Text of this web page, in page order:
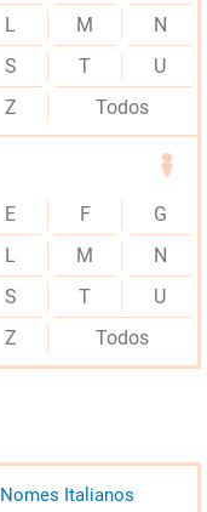
L M
N
S T
U
Z Todos
E F
G
L M
N
S T
U
Z Todos
Nomes Italianos